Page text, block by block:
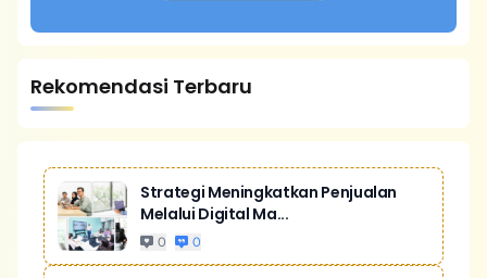
Rekomendasi Terbaru
Strategi Meningkatkan Penjualan
Melalui Digital Ma...
0 0